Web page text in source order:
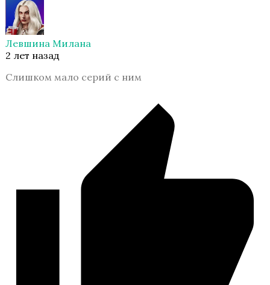
Высокий прибой
Левшина Милана
2 лет назад
Слишком мало серий с ним